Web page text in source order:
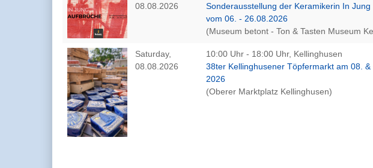
08.08.2026
Sonderausstellung der Keramikerin In
vom 06. - 26.08.2026
(Museum betont - Ton & Tasten Museum
Saturday,
08.08.2026
10:00 Uhr - 18:00 Uhr, Kellinghusen
38ter Kellinghusener Töpfermarkt am 08. &
2026
(Oberer Marktplatz Kellinghusen)